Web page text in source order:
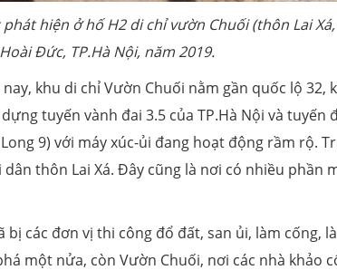
hiện ở hố H2 di chỉ vườn Chuối (thôn Lai
Hoài Đức, TP.Hà Nội, năm 2019.
khu di chỉ Vườn Chuối nằm gần quốc lộ 32,
tuyến vành đai 3.5 của TP.Hà Nội và tuyến
9) với máy xúc-ủi đang hoạt động rầm rộ.
thôn Lai Xá. Đây cũng là nơi có nhiều phần
bị các đơn vị thi công đổ đất, san ủi, làm cống,
một nửa, còn Vườn Chuối, nơi các nhà khảo